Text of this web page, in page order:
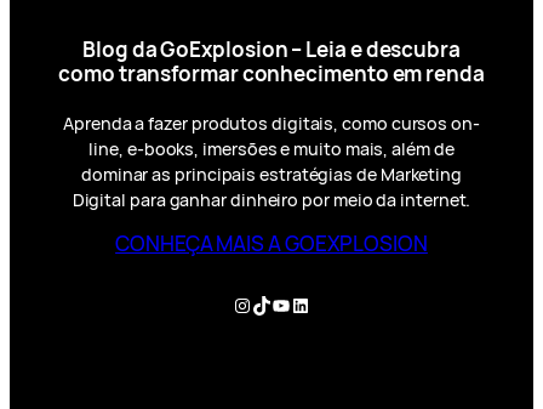
Blog da GoExplosion – Leia e descubra
como transformar conhecimento em renda
Aprenda a fazer produtos digitais, como cursos on-
line, e-books, imersões e muito mais, além de
dominar as principais estratégias de Marketing
Digital para ganhar dinheiro por meio da internet.
CONHEÇA MAIS A GOEXPLOSION
Instagram
TikTok
YouTube
LinkedIn